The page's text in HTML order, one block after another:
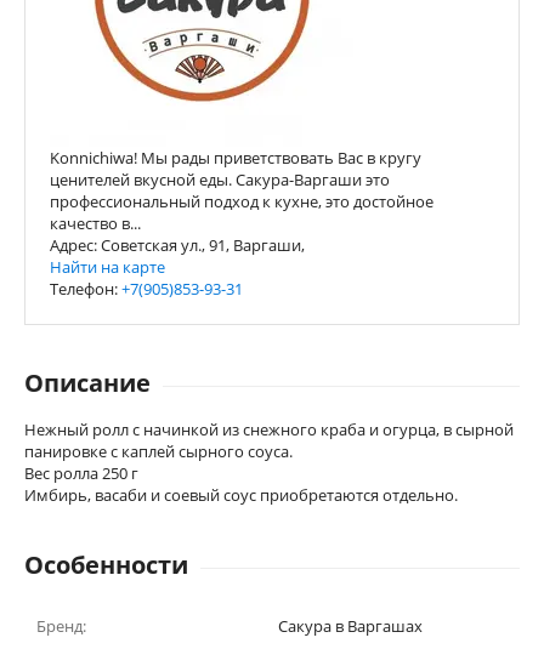
Konnichiwa! Мы рады приветствовать Вас в кругу
ценителей вкусной еды. Сакура-Варгаши это
профессиональный подход к кухне, это достойное
качество в...
Адрес: Советская ул., 91, Варгаши,
Найти на карте
Телефон:+7(905)853-93-31
Описание
Нежный ролл с начинкой из снежного краба и огурца, в сырной
панировке с каплей сырного соуса.
Вес ролла 250 г
Имбирь, васаби и соевый соус приобретаются отдельно.
Особенности
Бренд: Сакура в Варгашах